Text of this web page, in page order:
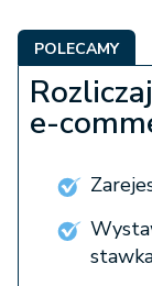
POLECAMY
e-